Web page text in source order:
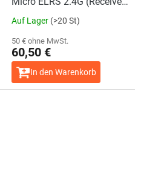
excluded)
Auf Lager (>20 St)
50 € ohne MwSt.
60,50 €
In den Warenkorb